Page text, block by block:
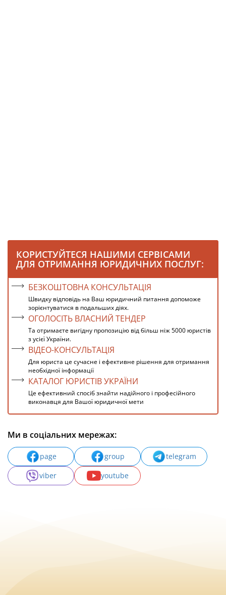
КОРИСТУЙТЕСЯ НАШИМИ СЕРВІСАМИ
ДЛЯ ОТРИМАННЯ ЮРИДИЧНИХ ПОСЛУГ:
БЕЗКОШТОВНА КОНСУЛЬТАЦІЯ
Швидку відповідь на Ваш юридичний питання допоможе
зорієнтуватися в подальших діях.
ОГОЛОСІТЬ ВЛАСНИЙ ТЕНДЕР
Та отримаєте вигідну пропозицію від більш ніж 5000 юристів
з усієї України.
ВІДЕО-КОНСУЛЬТАЦІЯ
Для юриста це сучасне і ефективне рішення для отримання
необхідної інформації
КАТАЛОГ ЮРИСТІВ УКРАЇНИ
Це ефективний спосіб знайти надійного і професійного
виконавця для Вашої юридичної мети
Ми в соціальних мережах:
page group
telegram
viber
youtube